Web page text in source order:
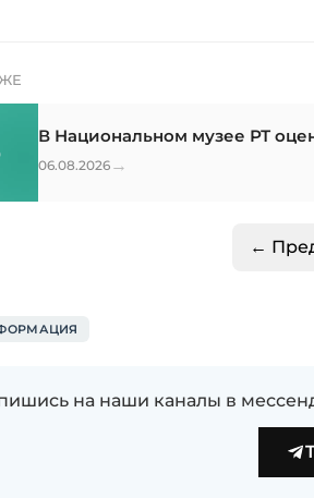
В Национальном музее РТ
06.08.2026 →
←
на наши каналы в